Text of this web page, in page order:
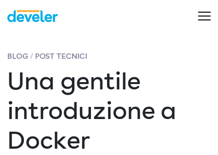
BLOG POST TECNICI
Una gentile
introduzione a
Docker